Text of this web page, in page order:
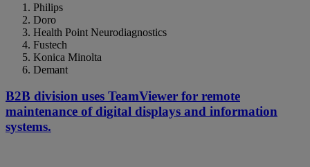
Philips
Doro
Health Point Neurodiagnostics
Fustech
Konica Minolta
Demant
B2B division uses TeamViewer for remote
maintenance of digital displays and information
systems.